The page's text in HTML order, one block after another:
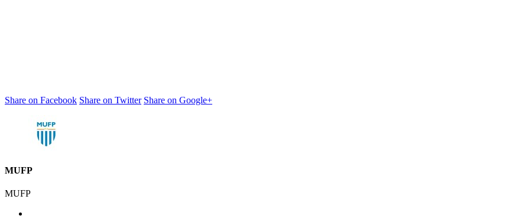
Share on Facebook Share on Twitter Share on Google+
MUFP
MUFP